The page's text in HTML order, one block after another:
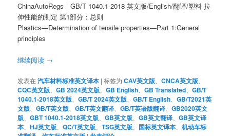
ChinaAutoRegs｜GB/T 1040.1-2018 英文版/English/翻译/塑料 拉
伸性能的测定 第1部分：总则
Plastics—Determination of tensile properties—Part 1:General
principles
继续阅读 →
发表在汽车材料标准英文译本 |标签为 CAV英文版 、CNCA英文版
CQC英文版 、GB 2024英文版 、GB English 、GB Translated 、GB/T
1040.1-2018英文版 、GB/T 2024英文版 、GB/T English 、GB/T2021英
文版 、GB/T英文版 、GB/T英文翻译 、GB/T英语版翻译 、GB2020英文
版 、GBT 1040.1-2018英文版 、GB英文版 、GB英文翻译 、GB英文译
本 、HJ英文版 、QC/T英文版 、TSG英文版 国标英文译本 、机动车标